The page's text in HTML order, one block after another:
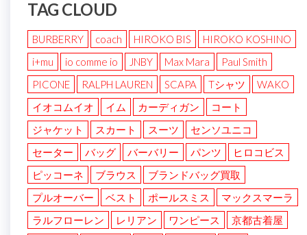
TAG CLOUD
BURBERRY coach HIROKO BIS
HIROKO KOSHINO
i+mu
io comme io JNBY Max Mara
Paul Smith
PICONE
RALPH LAUREN SCAPA Tシャツ
WAKO
イオコムイオ
イム カーディガン
コート
ジャケット
スカート スーツ
センソユニコ
セーター
バッグ バーバリー パンツ
ヒロコビス
ピッコーネ
ブラウス
ブランドバッグ買取
プルオーバー
ベスト ポールスミス
マックスマーラ
ラルフローレン
レリアン ワンピース
京都古着屋